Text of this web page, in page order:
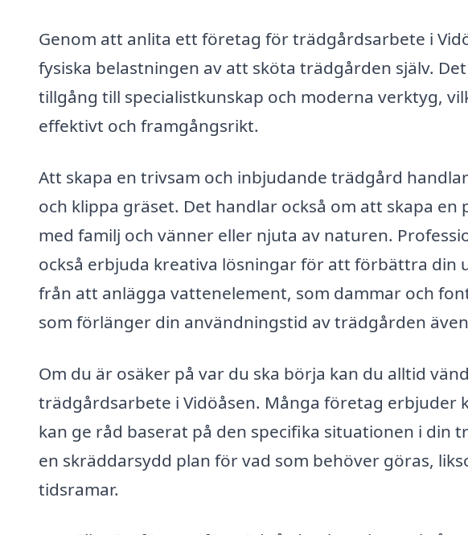
Genom att anlita ett företag för trädgårdsarbete i
fysiska belastningen av att sköta trädgården själv.
tillgång till specialistkunskap och moderna verktyg,
effektivt och framgångsrikt.
Att skapa en trivsam och inbjudande trädgård
och klippa gräset. Det handlar också om att skapa en
med familj och vänner eller njuta av naturen.
också erbjuda kreativa lösningar för att förbättra din
från att anlägga vattenelement, som dammar och
som förlänger din användningstid av trädgården
Om du är osäker på var du ska börja kan du alltid
trädgårdsarbete i Vidöåsen. Många företag erbjuder
kan ge råd baserat på den specifika situationen i din
en skräddarsydd plan för vad som behöver göras,
tidsramar.